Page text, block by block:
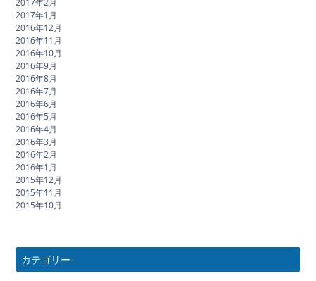
2017年2月
2017年1月
2016年12月
2016年11月
2016年10月
2016年9月
2016年8月
2016年7月
2016年6月
2016年5月
2016年4月
2016年3月
2016年2月
2016年1月
2015年12月
2015年11月
2015年10月
カテゴリー